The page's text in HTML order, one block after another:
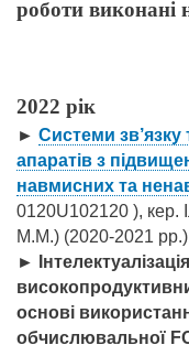
роботи виконані
2022 рік
► Системи зв’язку
апаратів з
навмисних та
0120U102120 ), кер.
М.М.) (2020-2021 рр.)
►
основі
обчислювальної